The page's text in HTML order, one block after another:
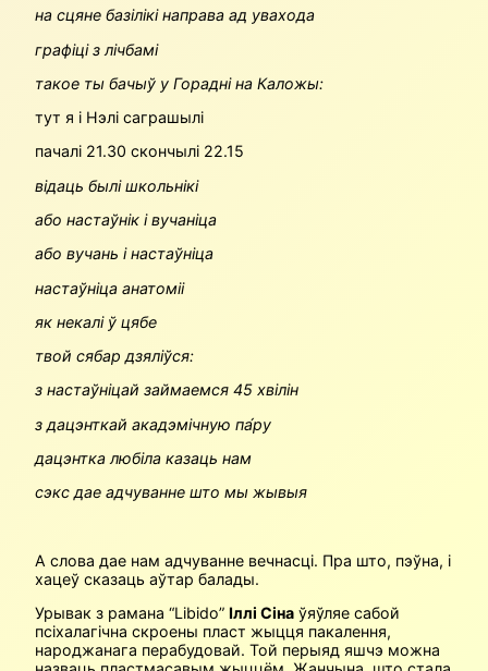
на сцяне базілікі направа ад увахода
графіці з лічбамі
такое ты бачыў у Горадні на Каложы:
тут я і Нэлі саграшылі
пачалі 21.30 скончылі 22.15
відаць былі школьнікі
або настаўнік і вучаніца
або вучань і настаўніца
настаўніца анатоміі
як некалі ў цябе
твой сябар дзяліўся:
з настаўніцай займаемся 45 хвілін
з дацэнткай акадэмічную па́ру
дацэнтка любіла казаць нам
сэкс дае адчуванне што мы жывыя
А слова дае нам адчуванне вечнасці. Пра што, пэўна, і
хацеў сказаць аўтар балады.
Урывак з рамана “Libido” Іллі Сіна ўяўляе сабой
псіхалагічна скроены пласт жыцця пакалення,
народжанага перабудовай. Той перыяд яшчэ можна